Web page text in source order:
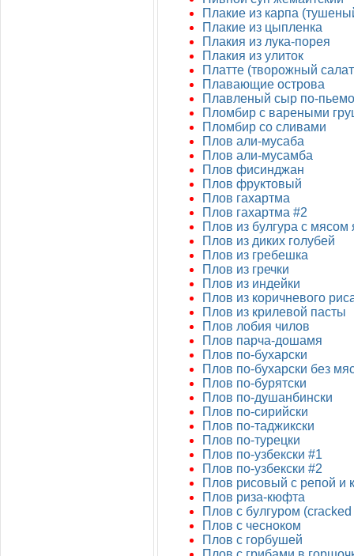
Плакие из карпа
Плакие из цыпленка
Плакия из лука-порея
Плакия из улиток
Платте (творожный
Плавающие острова
Плавленый сыр по-
Пломбир с вареными
Пломбир со сливами
Плов али-мусаба
Плов али-мусамба
Плов фисинджан
Плов фруктовый
Плов гахартма
Плов гахартма #2
Плов из булгура с мясом
Плов из диких голубей
Плов из гребешка
Плов из гречки
Плов из индейки
Плов из коричневого
Плов из крилевой пасты
Плов лобия чилов
Плов парча-дошамя
Плов по-бухарски
Плов по-бухарски без
Плов по-бурятски
Плов по-душанбински
Плов по-сирийски
Плов по-таджикски
Плов по-турецки
Плов по-узбекски #1
Плов по-узбекски #2
Плов рисовый с репой и
Плов риза-кюфта
Плов с булгуром
Плов с чесноком
Плов с горбушей